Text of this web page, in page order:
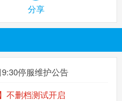
分享
9:30停服维护公告
不删档测试开启